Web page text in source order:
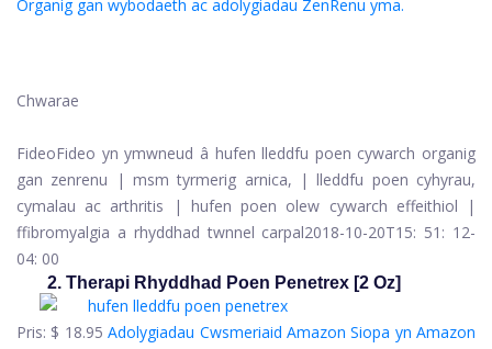
Organig gan wybodaeth ac adolygiadau ZenRenu yma.
Chwarae
FideoFideo yn ymwneud â hufen lleddfu poen cywarch organig
gan zenrenu | msm tyrmerig arnica, | lleddfu poen cyhyrau,
cymalau ac arthritis | hufen poen olew cywarch effeithiol |
ffibromyalgia a rhyddhad twnnel carpal2018-10-20T15: 51: 12-
04: 00
2. Therapi Rhyddhad Poen Penetrex [2 Oz]
Pris: $ 18.95 Adolygiadau Cwsmeriaid Amazon Siopa yn Amazon